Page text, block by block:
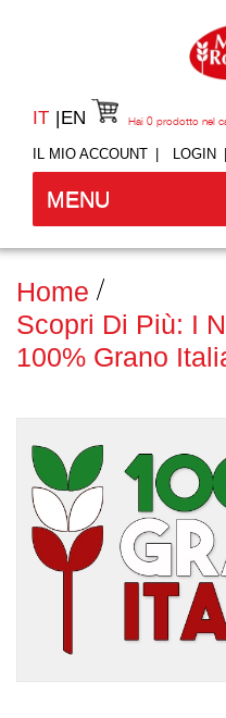
IT EN
IL MIO ACCOUNT LOGIN
Hai 0 prodotto nel
MENU
Home
Scopri Di Più: I
100% Grano